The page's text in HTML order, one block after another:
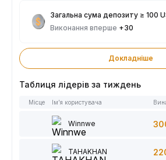
Загальна сума депозиту ≥ 100
Виконання вперше +30
Докладніше
Таблиця лідерів за тиждень
Місце Ім’я користувача
Winnwe
TAHAKHAN